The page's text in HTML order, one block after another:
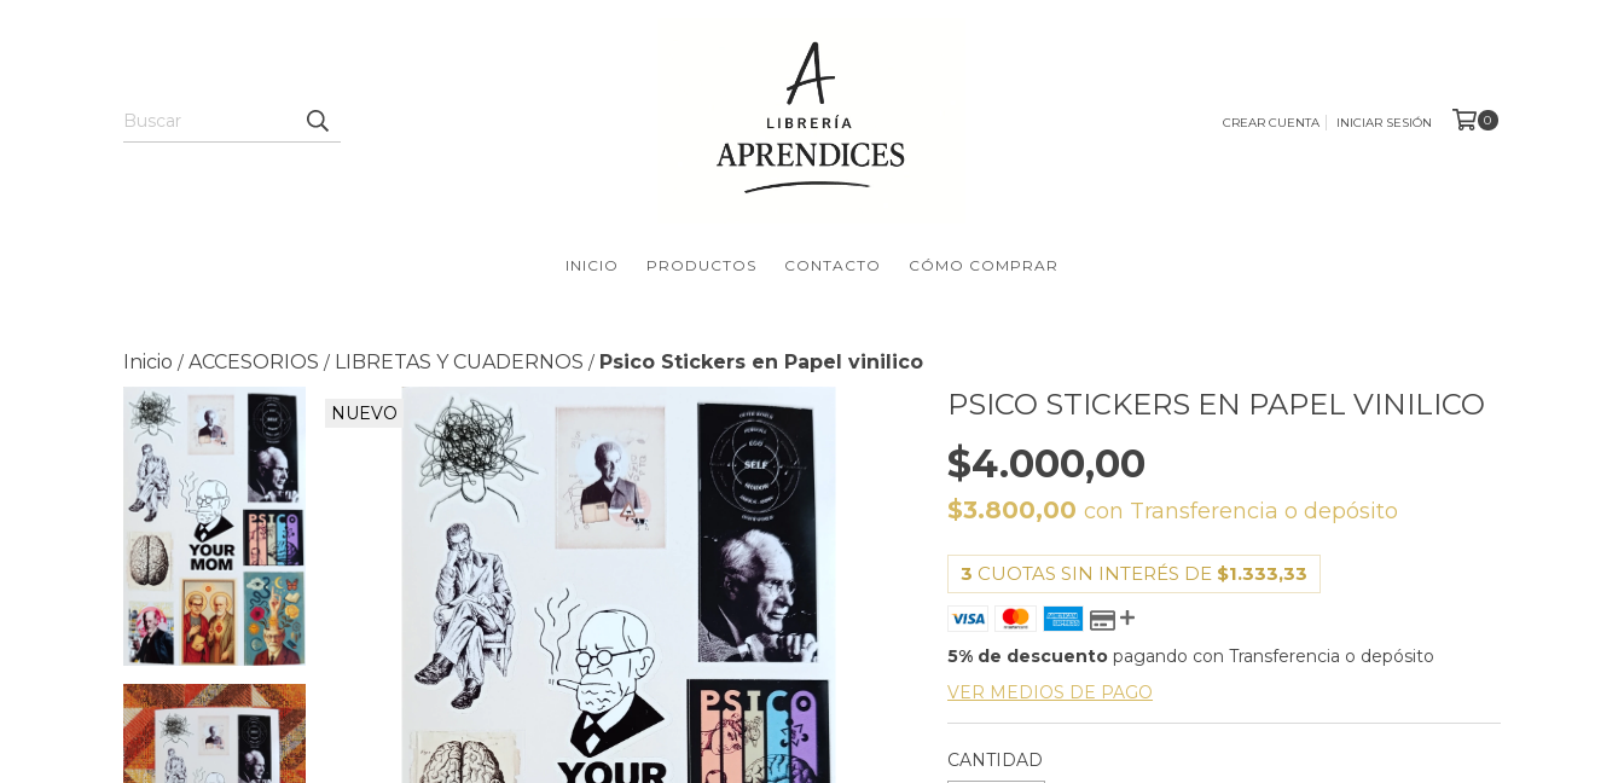
CREAR CUENTA INICIAR SESIÓN 0
INICIO PRODUCTOS CONTACTO CÓMO COMPRAR
Inicio / ACCESORIOS / LIBRETAS Y CUADERNOS / Psico Stickers en Papel vinilico
NUEVO PSICO STICKERS EN PAPEL VINILICO
$4.000,00
$3.800,00con Transferencia o depósito
3 CUOTAS SIN INTERÉS DE $1.333,33
5% de descuento pagando con Transferencia o depósito
VER MEDIOS DE PAGO
CANTIDAD